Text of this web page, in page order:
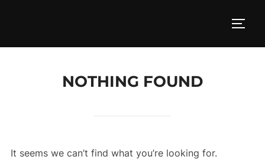
NOTHING FOUND
It seems we can’t find what you’re looking for.